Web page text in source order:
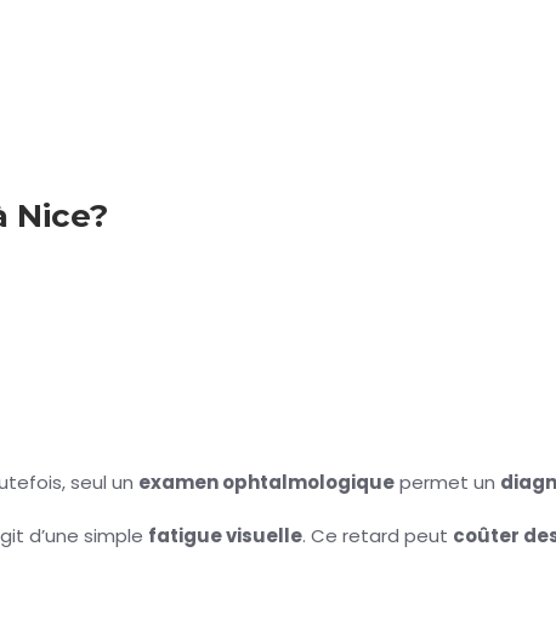
Nice?
seul un examen ophtalmologiquepermet un
d’une simple fatigue visuelle. Ce retard peut coûter